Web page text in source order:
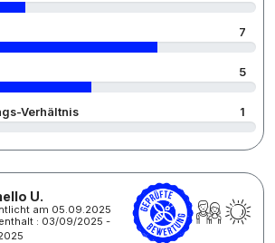
7
5
Verhältnis 1
U.
am 05.09.2025
: 03/09/2025 -